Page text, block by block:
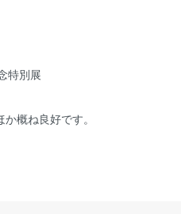
特別展
概ね良好です。